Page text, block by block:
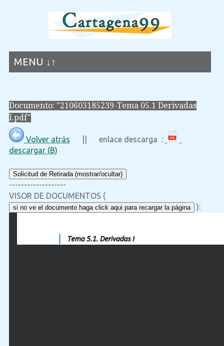
MENU ↓↑
Documento: "210603185239-Tema 05.1 Derivadas
I.pdf"
Volver atrás || enlace descarga :
descargar (B)
Solicitud de Retirada (mostrar/ocultar)
-------------------
VISOR DE DOCUMENTOS (
si no ve el documento haga click aqui para recargar la página ):